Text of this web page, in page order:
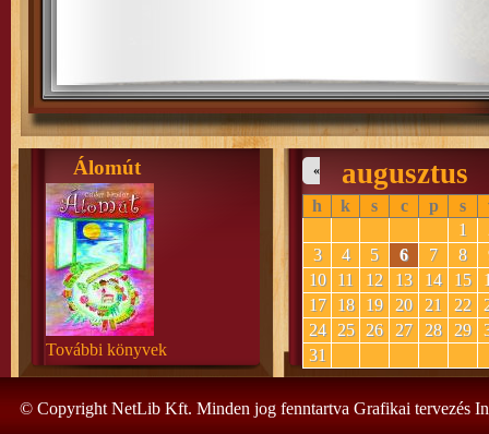
Álomút
További könyvek
augusztus
«
h k s c p s
1
3
4 5 6 7 8
10
11 12 13 14 15
17
18 19 20 21 22
24
25 26 27 28 29
31
© Copyright NetLib Kft. Minden jog fenntartva Grafikai tervezés